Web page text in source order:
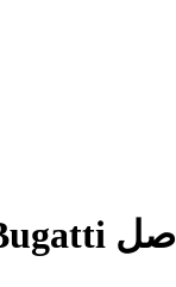
اصل Bugatti